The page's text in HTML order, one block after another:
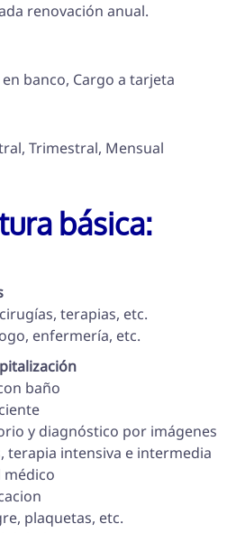
renovación anual.
banco, Cargo a tarjeta
Trimestral, Mensual
básica:
terapias, etc.
enfermería, etc.
baño
y diagnóstico por imágenes
terapia intensiva e intermedia
médico
plaquetas, etc.